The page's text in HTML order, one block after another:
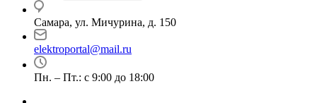
Самара, ул. Мичурина, д. 150
elektroportal@mail.ru
Пн. – Пт.: с 9:00 до 18:00